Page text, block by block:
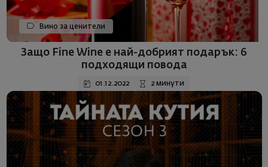
Вино за ценители
Защо Fine Wine е най-добрият подарък: 6
подходящи повода
01.12.2022 2 минути